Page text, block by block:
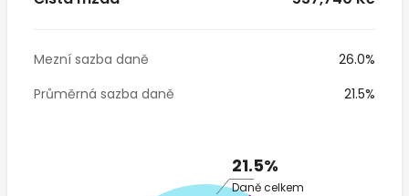
Mezní sazba daně
26.0%
Průměrná sazba daně
21.5%
21.5%
Daně celkem